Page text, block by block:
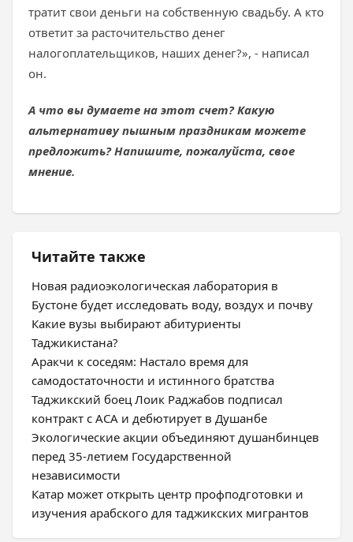
тратит свои деньги на собственную свадьбу. А кто
ответит за расточительство денег
налогоплательщиков, наших денег?», - написал
он.
А что вы думаете на этот счет? Какую
альтернативу пышным праздникам можете
предложить? Напишите, пожалуйста, свое
мнение.
Читайте также
Новая радиоэкологическая лаборатория в
Бустоне будет исследовать воду, воздух и почву
Какие вузы выбирают абитуриенты
Таджикистана?
Аракчи к соседям: Настало время для
самодостаточности и истинного братства
Таджикский боец Лоик Раджабов подписал
контракт с ACA и дебютирует в Душанбе
Экологические акции объединяют душанбинцев
перед 35-летием Государственной
независимости
Катар может открыть центр профподготовки и
изучения арабского для таджикских мигрантов